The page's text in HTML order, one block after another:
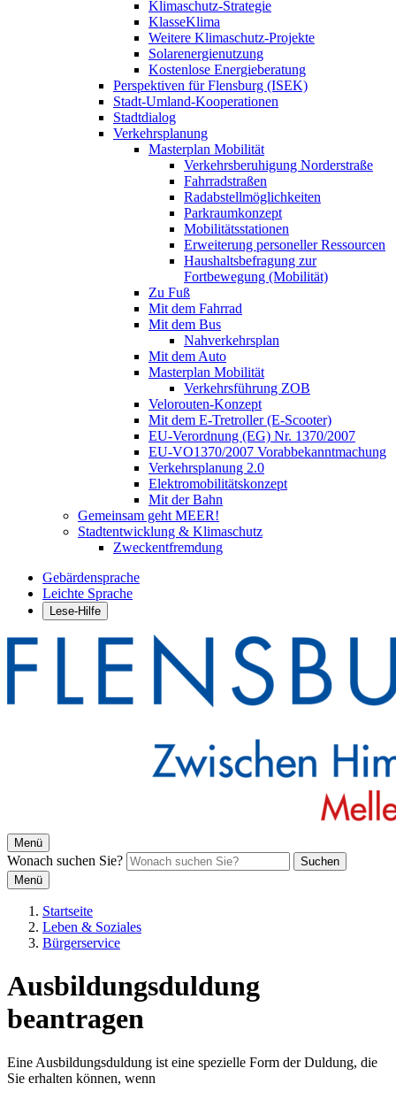
Klimaschutz-Strategie
KlasseKlima
Weitere Klimaschutz-Projekte
Solarenergienutzung
Kostenlose Energieberatung
Perspektiven für Flensburg (ISEK)
Stadt-Umland-Kooperationen
Stadtdialog
Verkehrsplanung
Masterplan Mobilität
Verkehrsberuhigung Norderstraße
Fahrradstraßen
Radabstellmöglichkeiten
Parkraumkonzept
Mobilitätsstationen
Erweiterung personeller Ressourcen
Haushaltsbefragung zur
Fortbewegung (Mobilität)
Zu Fuß
Mit dem Fahrrad
Mit dem Bus
Nahverkehrsplan
Mit dem Auto
Masterplan Mobilität
Verkehrsführung ZOB
Velorouten-Konzept
Mit dem E-Tretroller (E-Scooter)
EU-Verordnung (EG) Nr. 1370/2007
EU-VO1370/2007 Vorabbekanntmachung
Verkehrsplanung 2.0
Elektromobilitätskonzept
Mit der Bahn
Gemeinsam geht MEER!
Stadtentwicklung & Klimaschutz
Zweckentfremdung
Gebärdensprache
Leichte Sprache
Lese-Hilfe
Menü
Wonach suchen Sie?
Suchen
Menü
Startseite
Leben & Soziales
Bürgerservice
Ausbildungsduldung
beantragen
Eine Ausbildungsduldung ist eine spezielle Form der Duldung, die
Sie erhalten können, wenn